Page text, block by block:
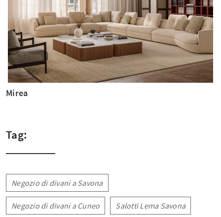
Mirea
Tag:
Negozio di divani a Savona
Negozio di divani a Cuneo Salotti Lema Savona